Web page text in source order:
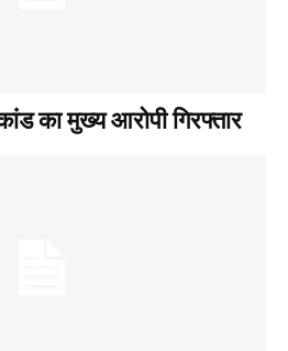
का मुख्य आरोपी गिरफ्तार